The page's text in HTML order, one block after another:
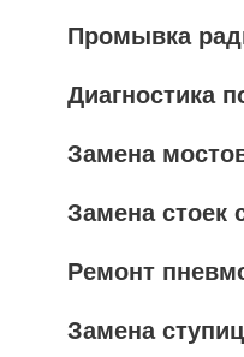
Промывка
Диагностика
Замена
Замена стоек
Ремонт
Замена